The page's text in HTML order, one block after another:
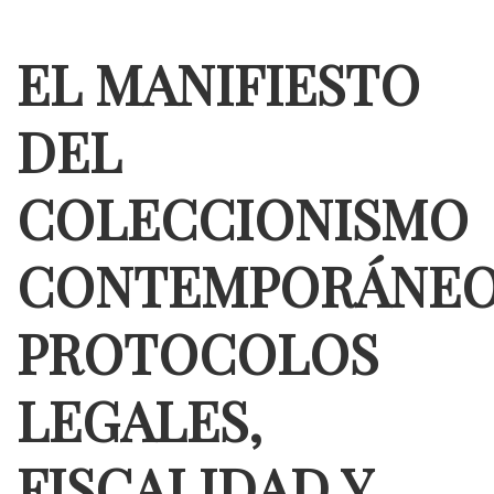
EL MANIFIESTO
DEL
COLECCIONISMO
PROTOCOLOS
LEGALES,